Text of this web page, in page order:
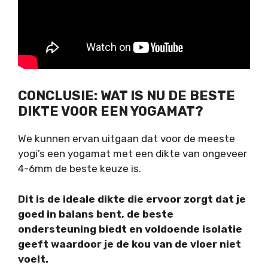
CONCLUSIE: WAT IS NU DE BESTE
DIKTE VOOR EEN YOGAMAT?
We kunnen ervan uitgaan dat voor de meeste
yogi’s een yogamat met een dikte van ongeveer
4-6mm de beste keuze is.
Dit is de ideale dikte die ervoor zorgt dat je
goed in balans bent, de beste
ondersteuning biedt en voldoende isolatie
geeft waardoor je de kou van de vloer niet
voelt.